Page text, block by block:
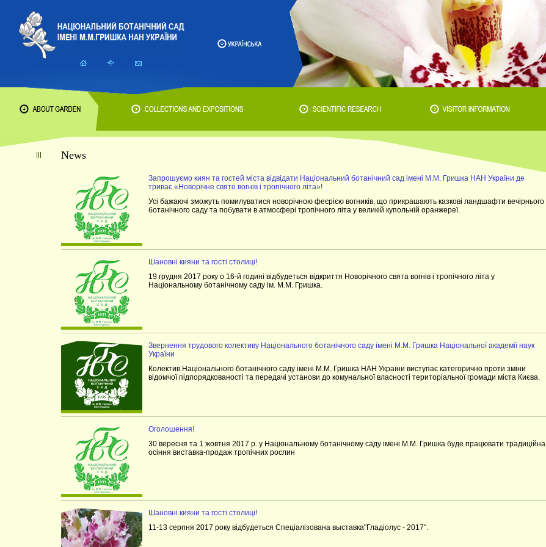
News
Запрошуємо киян та гостей міста відвідати Національний ботанічний сад імені М.М. Гришка НАН України де
триває «Новорічне свято вогнів і тропічного літа»!
Усі бажаючі зможуть помилуватися новорічною феєрією вогників, що прикрашають казкові ландшафти вечірнього
ботанічного саду та побувати в атмосфері тропічного літа у великій купольній оранжереї.
Шановні кияни та гості столиці!
19 грудня 2017 року о 16-й годині відбудеться відкриття Новорічного свята вогнів і тропічного літа у
Національному ботанічному саду ім. М.М. Гришка.
Звернення трудового колективу Національного ботанічного саду імені М.М. Гришка Національної академії наук
України
Колектив Національного ботанічного саду імені М.М. Гришка НАН України виступає категорично проти зміни
відомчої підпорядкованості та передачі установи до комунальної власності територіальної громади міста Києва.
Оголошення!
30 вересня та 1 жовтня 2017 р. у Національному ботанічному саду імені М.М. Гришка буде працювати традиційна
осіння виставка-продаж тропічних рослин
Шановні кияни та гості столиці!
11-13 серпня 2017 року вiдбудеться Спецiалiзована выставка"Гладiолус - 2017".